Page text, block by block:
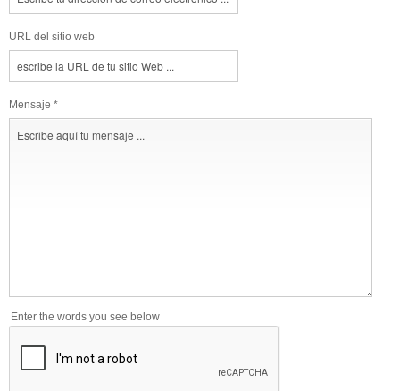
URL del sitio web
Mensaje *
Enter the words you see below